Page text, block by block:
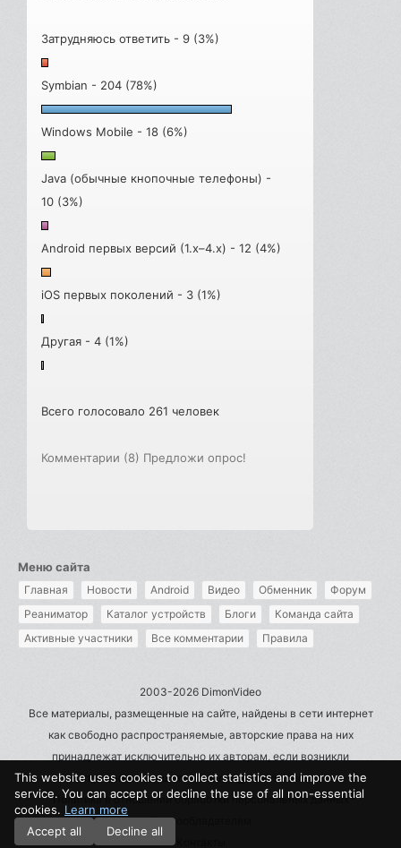
Затрудняюсь ответить - 9 (3%)
Symbian - 204 (78%)
Windows Mobile - 18 (6%)
Java (обычные кнопочные телефоны) -
10 (3%)
Android первых версий (1.x–4.x) - 12 (4%)
iOS первых поколений - 3 (1%)
Другая - 4 (1%)
Всего голосовало 261 человек
Комментарии (8) Предложи опрос!
Меню сайта
Главная Новости Android Видео Обменник
Форум
Реаниматор
Каталог устройств Блоги
Команда сайта
Активные участники
Все комментарии Правила
2003-2026 DimonVideo
Все материалы, размещенные на сайте, найдены в сети интернет
как свободно распространяемые, авторские права на них
принадлежат исключительно их авторам, если возникли
претензии - пишите на admin@dimonvideo.ru
Политика в отношении обработки персональных данных
Правообладателям
This website uses cookies to collect statistics and improve the
service. You can accept or decline the use of all non-essential
cookies. Learn more
Accept all
Decline all